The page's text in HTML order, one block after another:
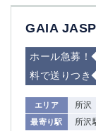
GAIA
ホール急募
料で送りつき
エリア 所沢
最寄り駅 所沢
千葉県
船橋
成田
柏（西口）
柏（東口）
茂原